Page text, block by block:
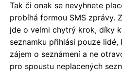
Tak či onak se nevyhnete
probíhá formou SMS zprávy.
jde o velmi chytrý krok, díky
seznamku přihlási pouze
zájem o seznámení a ne
pro spoustu neplacených